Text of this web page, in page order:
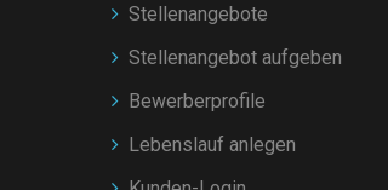
Stellenangebote
Stellenangebot aufgeben
Bewerberprofile
Lebenslauf anlegen